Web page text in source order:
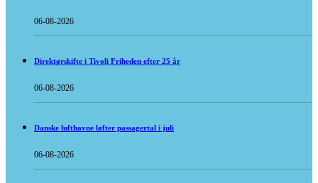
06-08-2026
Direktørskifte i Tivoli Friheden efter 25 år
06-08-2026
Danske lufthavne løfter passagertal i juli
06-08-2026